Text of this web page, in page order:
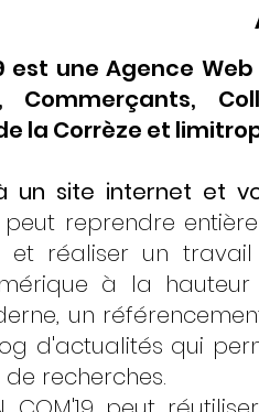
est une Agence
Commerçants,
la Corrèze et
un site internet et
peut reprendre
et réaliser un
à la
un
d'actualités qui
recherches.